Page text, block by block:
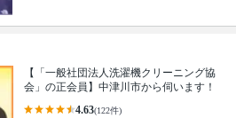
【「一般社団法人洗濯機クリーニング協
会」の正会員】中津川市から伺います！
4.63(122件)